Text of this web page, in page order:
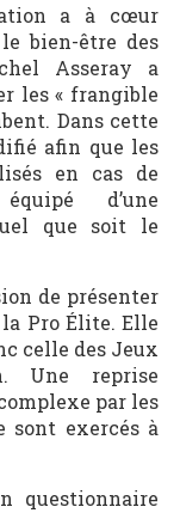
a à cœur
bien-être des
Asseray a
les « frangible
Dans cette
afin que les
en cas de
d’une
que soit le
de présenter
Pro Élite. Elle
celle des Jeux
Une reprise
par les
sont exercés à
questionnaire